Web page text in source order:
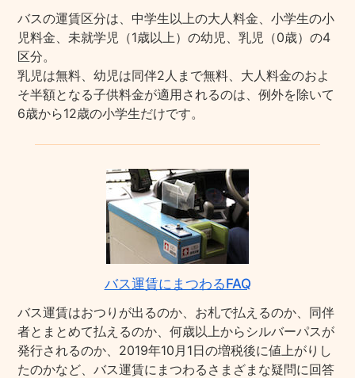
バスの運賃区分は、中学生以上の大人料金、小学生の小
児料金、未就学児（1歳以上）の幼児、乳児（0歳）の4
区分。
乳児は無料、幼児は同伴2人まで無料、大人料金のおよ
そ半額となる子供料金が適用されるのは、例外を除いて
6歳から12歳の小学生だけです。
バス運賃にまつわるFAQ
バス運賃はおつりが出るのか、お札で払えるのか、同伴
者とまとめて払えるのか、何歳以上からシルバーパスが
発行されるのか、2019年10月1日の増税後に値上がりし
たのかなど、バス運賃にまつわるさまざまな疑問に回答